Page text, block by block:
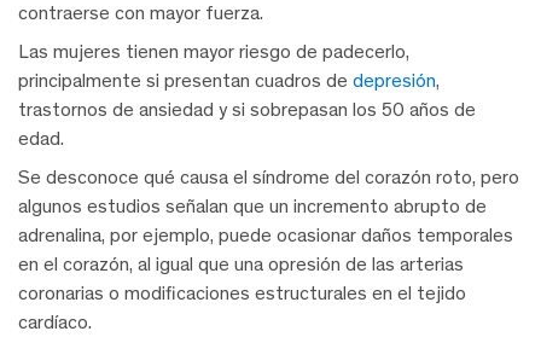
contraerse con mayor fuerza.
Las mujeres tienen mayor riesgo de padecerlo,
principalmente si presentan cuadros de depresión,
trastornos de ansiedad y si sobrepasan los 50 años de
edad.
Se desconoce qué causa el síndrome del corazón roto, pero
algunos estudios señalan que un incremento abrupto de
adrenalina, por ejemplo, puede ocasionar daños temporales
en el corazón, al igual que una opresión de las arterias
coronarias o modificaciones estructurales en el tejido
cardíaco.